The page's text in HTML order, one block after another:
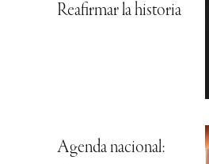
Reafirmar la historia
Agenda nacional: